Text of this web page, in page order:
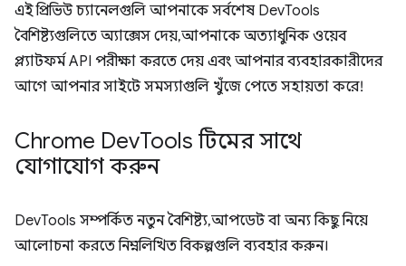
এই প্রিভিউ চ্যানেলগুলি আপনাকে সর্বশেষ DevTools
বৈশিষ্ট্যগুলিতে অ্যাক্সেস দেয়, আপনাকে অত্যাধুনিক ওয়েব
প্ল্যাটফর্ম API পরীক্ষা করতে দেয় এবং আপনার ব্যবহারকারীদের
আগে আপনার সাইটে সমস্যাগুলি খুঁজে পেতে সহায়তা করে!
Chrome DevTools টিমের সাথে
যোগাযোগ করুন
DevTools সম্পর্কিত নতুন বৈশিষ্ট্য, আপডেট বা অন্য কিছু নিয়ে
আলোচনা করতে নিম্নলিখিত বিকল্পগুলি ব্যবহার করুন।